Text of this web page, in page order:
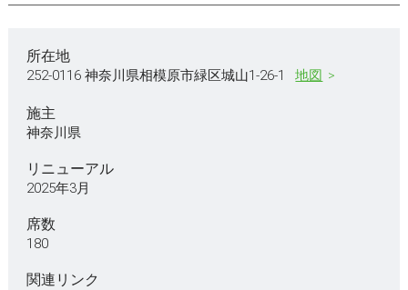
所在地
252-0116 神奈川県相模原市緑区城山1-26-1 地図
施主
神奈川県
リニューアル
2025年3月
席数
180
関連リンク